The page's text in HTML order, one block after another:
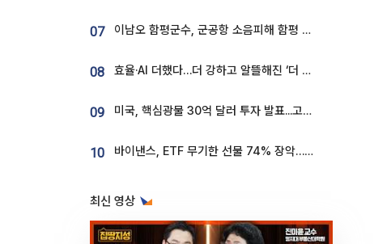
07 이남오 함평군수, 군공항 소음피해 함평 보상 요구
08 효율·AI 더했다…더 강하고 알뜰해진 ‘더 뉴 그랜저 하이브리드’ [ET의 모빌리티]
09 미국, 핵심광물 30억 달러 투자 발표...고려아연 대미투자 언급
10 바이낸스, ETF 무기한 선물 74% 장악…한국 레버리지 ETF 거래 급증 [e가상자산]
최신 영상